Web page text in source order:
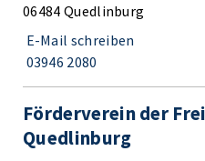
06484 Quedlinburg
E-Mail schreiben
03946 2080
Förderverein der
Quedlinburg